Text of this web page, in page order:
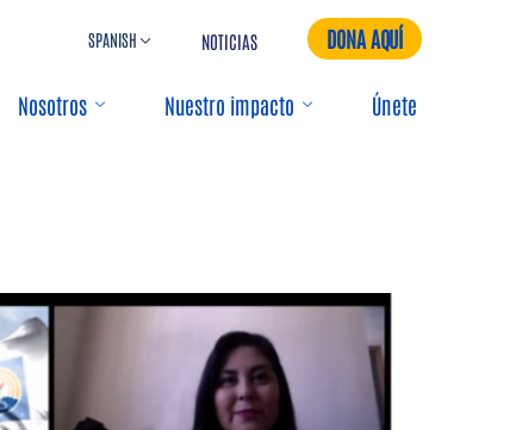
NOTICIAS DONA AQUÍ
Nosotros Nuestro impacto Únete